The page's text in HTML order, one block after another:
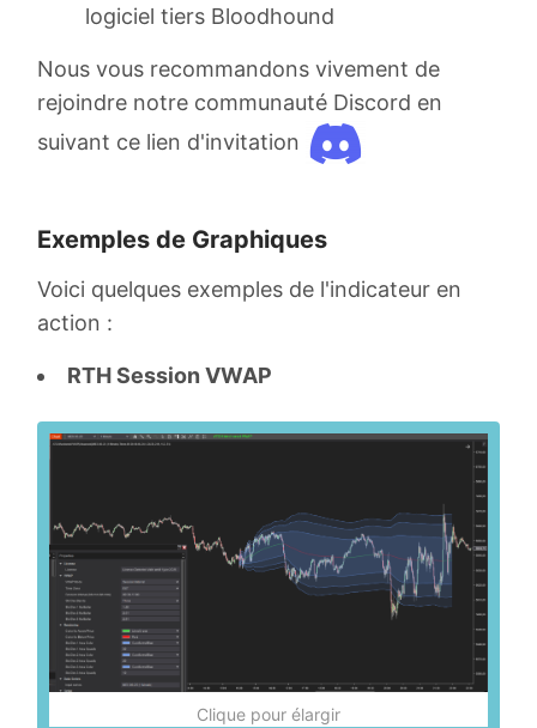
logiciel tiers Bloodhound
Nous vous recommandons vivement de
rejoindre notre communauté Discord en
suivant ce lien d'invitation
Exemples de Graphiques
Voici quelques exemples de l'indicateur en
action :
RTH Session VWAP
Clique pour élargir